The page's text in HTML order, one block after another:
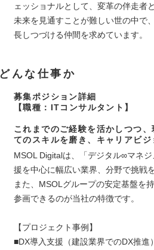
ェッショナルとして、変革の伴走者
未来を見通すことが難しい世の中で
長しつづける仲間を求めています。
どんな仕事か
募集ポジション詳細
【職種：ITコンサルタント】
これまでのご経験を活かしつつ
てのスキルを磨き、キャリアビジ
MSOL Digitalは、「デジタル∞マネ
援を中心に幅広い業界、分野で挑戦
また、MSOLグループの安定基盤を
参画できるのが当社の特徴です。
【プロジェクト事例】
■DX導入支援（建設業界でのDX推進）